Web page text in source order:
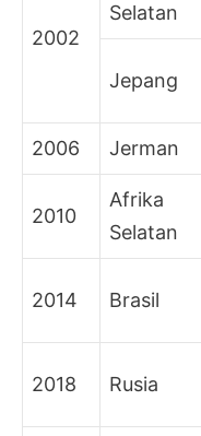
2002
Selatan
Jepang
2006 Jerman
2010
Afrika
Selatan
2014 Brasil
2018 Rusia